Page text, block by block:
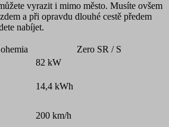
vyrazit i mimo město. Musíte ovšem
a při opravdu dlouhé cestě předem
nabíjet.
Zero SR / S
82 kW
14,4 kWh
200 km/h